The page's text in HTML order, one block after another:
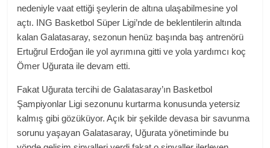
nedeniyle vaat ettiği şeylerin de altına ulaşabilmesine yol
açtı. ING Basketbol Süper Ligi’nde de beklentilerin altında
kalan Galatasaray, sezonun henüz başında baş antrenörü
Ertuğrul Erdoğan ile yol ayrımına gitti ve yola yardımcı koç
Ömer Uğurata ile devam etti.
Fakat Uğurata tercihi de Galatasaray’ın Basketbol
Şampiyonlar Ligi sezonunu kurtarma konusunda yetersiz
kalmış gibi gözüküyor. Açık bir şekilde devasa bir savunma
sorunu yaşayan Galatasaray, Uğurata yönetiminde bu